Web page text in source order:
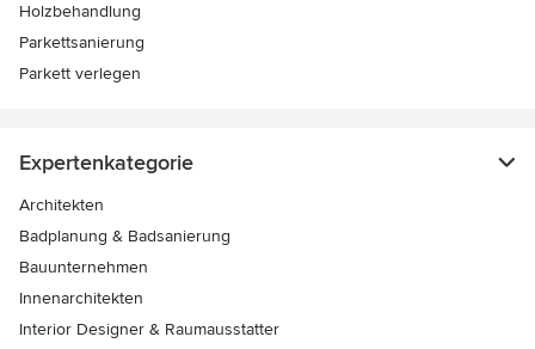
Holzbehandlung
Parkettsanierung
Parkett verlegen
Expertenkategorie
Architekten
Badplanung & Badsanierung
Bauunternehmen
Innenarchitekten
Interior Designer & Raumausstatter